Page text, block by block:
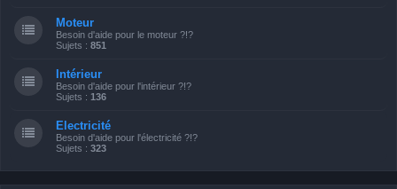
Moteur
Besoin d'aide pour le moteur ?!?
Sujets : 851
Intérieur
Besoin d'aide pour l'intérieur ?!?
Sujets : 136
Electricité
Besoin d'aide pour l'électricité ?!?
Sujets : 323